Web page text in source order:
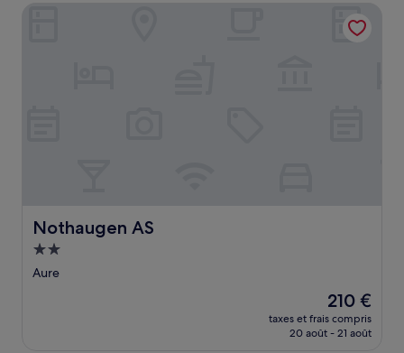
274 €
Nothaugen AS
Nothaugen AS
Hébergement
2.0 étoiles
Aure
Le
nouveau
prix
210 €
taxes et frais compris
20 août - 21 août